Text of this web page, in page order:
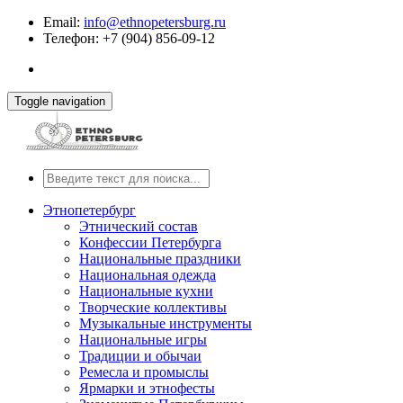
Email: info@ethnopetersburg.ru
Телефон: +7 (904) 856-09-12
Toggle navigation
Этнопетербург
Этнический состав
Конфессии Петербурга
Национальные праздники
Национальная одежда
Национальные кухни
Творческие коллективы
Музыкальные инструменты
Национальные игры
Традиции и обычаи
Ремесла и промыслы
Ярмарки и этнофесты